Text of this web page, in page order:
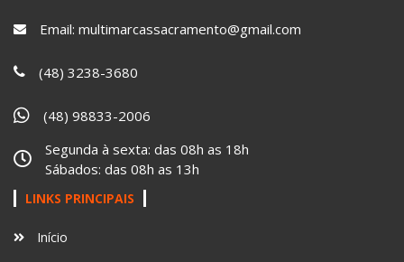
Email: multimarcassacramento@gmail.com
(48) 3238-3680
(48) 98833-2006
Segunda à sexta: das 08h as 18h
Sábados: das 08h as 13h
LINKS PRINCIPAIS
Início